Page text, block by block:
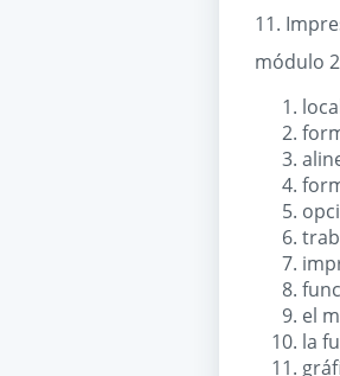
11.
módulo
el
la